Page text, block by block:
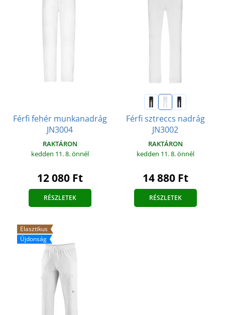
Férfi fehér munkanadrág
JN3004
RAKTÁRON
kedden 11. 8.önnél
12 080 Ft
RÉSZLETEK
Férfi sztreccs nadrág
JN3002
RAKTÁRON
kedden 11. 8.önnél
14 880 Ft
RÉSZLETEK
Elasztikus
Újdonság